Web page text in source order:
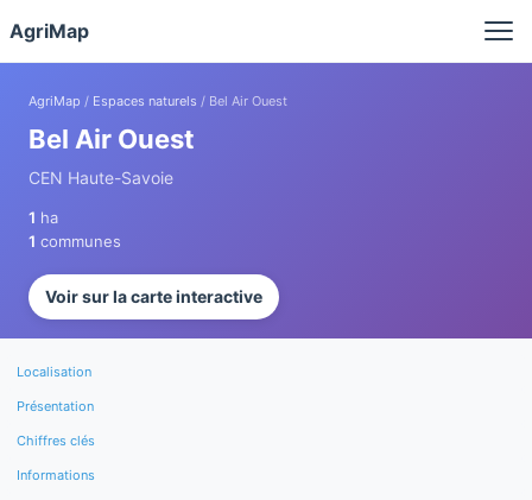
AgriMap
AgriMap / Espaces naturels / Bel Air Ouest
Bel Air Ouest
CEN Haute-Savoie
1 ha
1 communes
Voir sur la carte interactive
Localisation
Présentation
Chiffres clés
Informations